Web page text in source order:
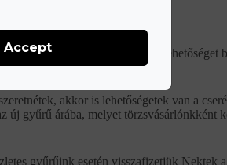
készletes gyűrűink esetén lehetőséget
együtt.
akkor is lehetőségetek van a
gyűrű árába, melyet törzsvásárlónkként
gyűrűink esetén visszafizetjük Nektek
Accept